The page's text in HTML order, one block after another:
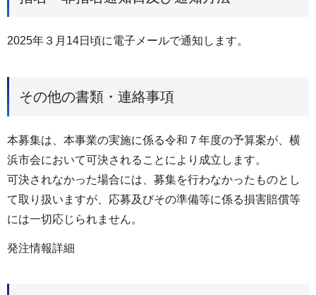
2025年３月14日頃に電子メールで通知します。
その他の書類・連絡事項
本募集は、本事業の実施に係る令和７年度の予算案が、横
浜市会において可決されることにより成立します。
可決されなかった場合には、募集を行わなかったものとし
て取り扱いますが、応募及びその準備等に係る損害賠償等
には一切応じられません。
発注情報詳細